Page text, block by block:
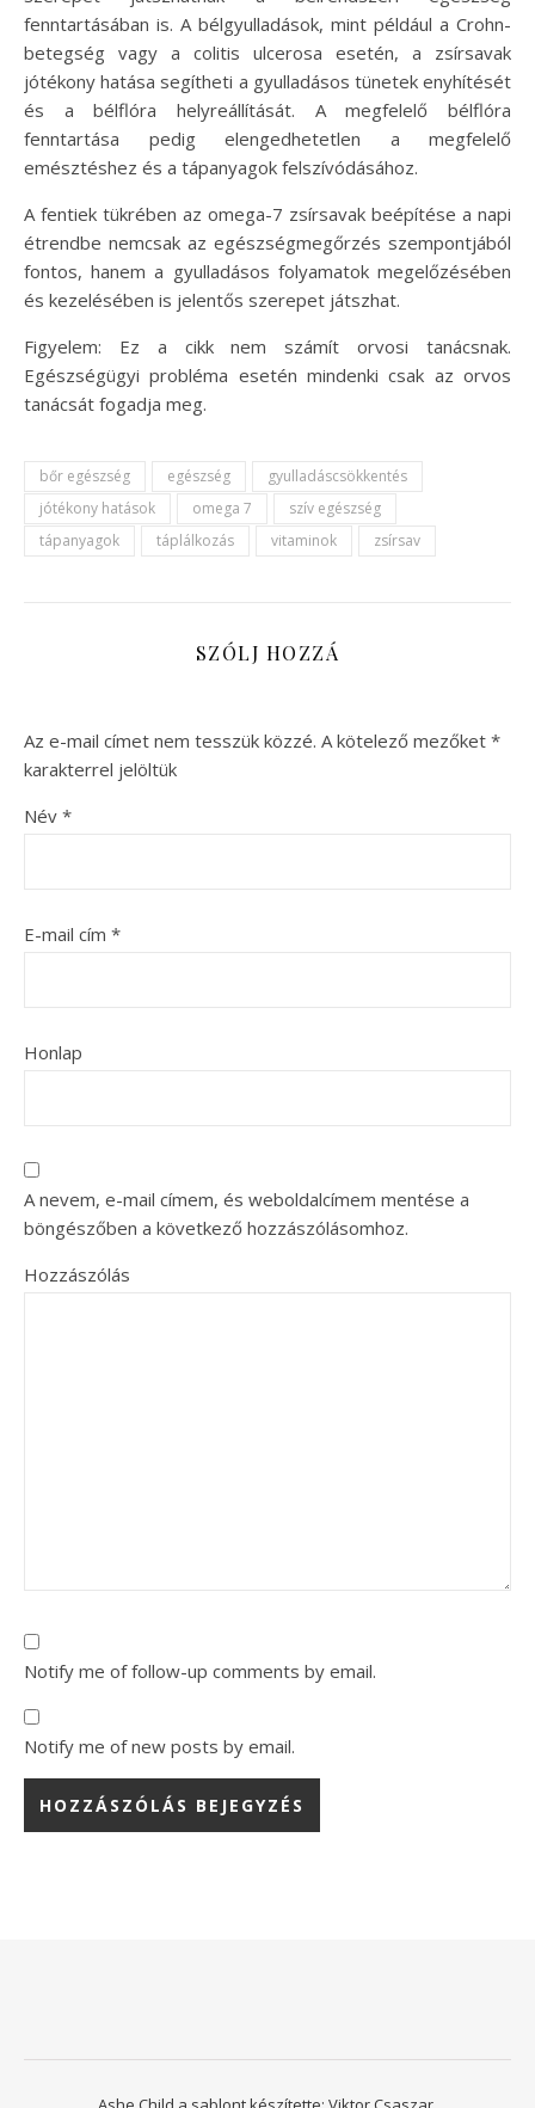
fenntartásában is. A bélgyulladások, mint például a Crohn-
betegség vagy a colitis ulcerosa esetén, a zsírsavak
jótékony hatása segítheti a gyulladásos tünetek enyhítését
és a bélflóra helyreállítását. A megfelelő bélflóra
fenntartása pedig elengedhetetlen a megfelelő
emésztéshez és a tápanyagok felszívódásához.
A fentiek tükrében az omega-7 zsírsavak beépítése a napi
étrendbe nemcsak az egészségmegőrzés szempontjából
fontos, hanem a gyulladásos folyamatok megelőzésében
és kezelésében is jelentős szerepet játszhat.
Figyelem: Ez a cikk nem számít orvosi tanácsnak.
Egészségügyi probléma esetén mindenki csak az orvos
tanácsát fogadja meg.
bőr egészség egészség
gyulladáscsökkentés
jótékony hatások
omega 7
szív egészség
tápanyagok
táplálkozás vitaminok zsírsav
SZÓLJ HOZZÁ
Az e-mail címet nem tesszük közzé. A kötelező mezőket *
karakterrel jelöltük
Név *
E-mail cím *
Honlap
A nevem, e-mail címem, és weboldalcímem mentése a
böngészőben a következő hozzászólásomhoz.
Hozzászólás
Notify me of follow-up comments by email.
Notify me of new posts by email.